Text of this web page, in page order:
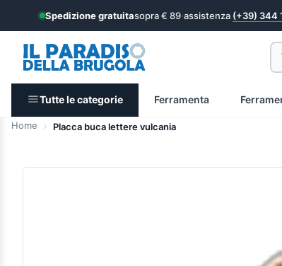
Spedizione gratuitasopra € 89·assistenza (+39) 344
Tutte le categorie Ferramenta
Home Placca buca lettere vulcania